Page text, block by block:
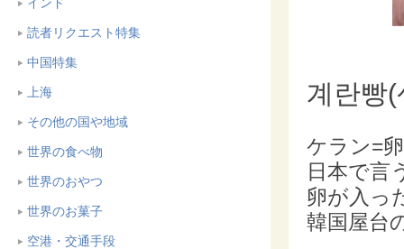
読者リクエスト特集
中国特集
上海
その他の国や地域
世界の食べ物
世界のおやつ
世界のお菓子
空港・交通手段
계란빵
ケラン=
日本で言
卵が入っ
韓国屋台